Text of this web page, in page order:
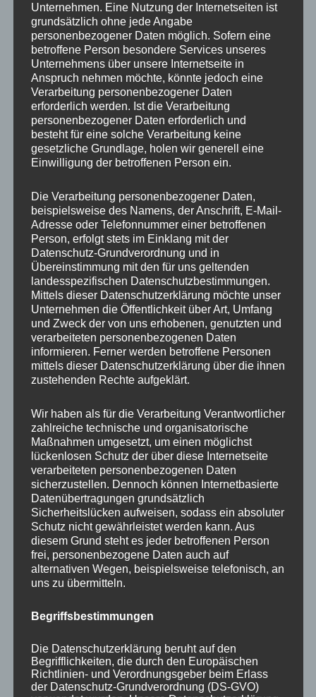
MP Mario Porten
Beratung
Training
Coaching
Impulsvorträge
NEWS ABONNIEREN?
Your email:
KATEGORIEN
Aktuelles vom MP
Allgemein
Impulse zur persönlichen Reflexion
Naturfoto-Blog
Unternehmen. Eine Nutzung der Internetseiten ist
grundsätzlich ohne jede Angabe
personenbezogener Daten möglich. Sofern eine
betroffene Person besondere Services unseres
Unternehmens über unsere Internetseite in
Anspruch nehmen möchte, könnte jedoch eine
Verarbeitung personenbezogener Daten
erforderlich werden. Ist die Verarbeitung
personenbezogener Daten erforderlich und
besteht für eine solche Verarbeitung keine
gesetzliche Grundlage, holen wir generell eine
Einwilligung der betroffenen Person ein.
Die Verarbeitung personenbezogener Daten,
beispielsweise des Namens, der Anschrift, E-Mail-
Adresse oder Telefonnummer einer betroffenen
Person, erfolgt stets im Einklang mit der
Datenschutz-Grundverordnung und in
Übereinstimmung mit den für uns geltenden
landesspezifischen Datenschutzbestimmungen.
Mittels dieser Datenschutzerklärung möchte unser
Unternehmen die Öffentlichkeit über Art, Umfang
und Zweck der von uns erhobenen, genutzten und
verarbeiteten personenbezogenen Daten
informieren. Ferner werden betroffene Personen
mittels dieser Datenschutzerklärung über die ihnen
zustehenden Rechte aufgeklärt.
Wir haben als für die Verarbeitung Verantwortlicher
zahlreiche technische und organisatorische
Maßnahmen umgesetzt, um einen möglichst
lückenlosen Schutz der über diese Internetseite
verarbeiteten personenbezogenen Daten
sicherzustellen. Dennoch können Internetbasierte
Datenübertragungen grundsätzlich
Sicherheitslücken aufweisen, sodass ein absoluter
Schutz nicht gewährleistet werden kann. Aus
diesem Grund steht es jeder betroffenen Person
frei, personenbezogene Daten auch auf
alternativen Wegen, beispielsweise telefonisch, an
uns zu übermitteln.
Begriffsbestimmungen
Die Datenschutzerklärung beruht auf den
Begrifflichkeiten, die durch den Europäischen
Richtlinien- und Verordnungsgeber beim Erlass
der Datenschutz-Grundverordnung (DS-GVO)